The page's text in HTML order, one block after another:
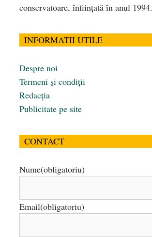
conservatoare, înfiinţată în anul 1994.
INFORMATII UTILE
Despre noi
Termeni și condiții
Redacția
Publicitate pe site
CONTACT
Nume(obligatoriu)
Email(obligatoriu)